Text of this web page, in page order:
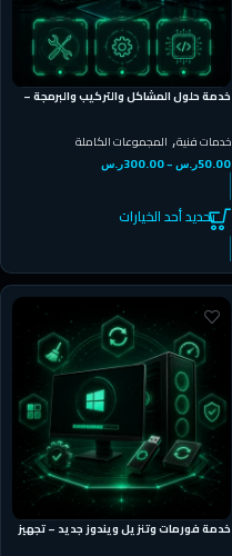
خدمة حلول المشاكل والتركيب والبرمجة –
خدمات فنية, المجموعات الكاملة
50.00ر.س –
300.00ر.س
تحديد أحد الخيارات
خدمة فورمات وتنزيل ويندوز جديد – تجهيز